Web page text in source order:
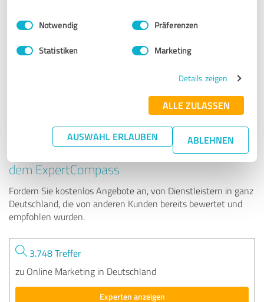
Impressum Datenschutzbestimmungen
Einwilligungsauswahl
Notwendig Präferenzen
Statistiken Marketing
Details zeigen
ALLE ZULASSEN
AUSWAHL ERLAUBEN ABLEHNEN
VOGGS GMBH
Tipp: Die passenden Experten finden - mit
dem ExpertCompass
Fordern Sie kostenlos Angebote an, von Dienstleistern in ganz
Deutschland, die von anderen Kunden bereits bewertet und
empfohlen wurden.
3.748 Treffer
zu Online Marketing in Deutschland
Experten anzeigen